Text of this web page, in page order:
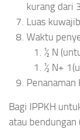
kurang dari
Luas
Waktu
½ N
½ N+
Penanaman
Bagi IPPKH
atau